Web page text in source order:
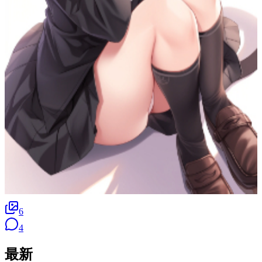
6
4
最新